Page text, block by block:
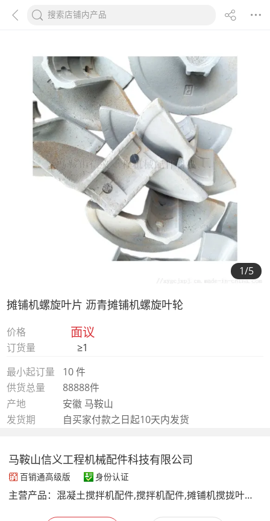
1/5
摊铺机螺旋叶片 沥青摊铺机螺旋叶轮
价格 面议
订货量
≥1
最小起订量
10 件
供货总量
88888件
产地
安徽 马鞍山
发货期
自买家付款之日起10天内发货
马鞍山信义工程机械配件科技有限公司
百销通高级版 身份认证
主营产品： 混凝土搅拌机配件,搅拌机配件,摊铺机搅拢叶片,稳定土厂拌机叶片,路拌机刀头,沥青搅拌机叶片,制砂机合金抛料头,破碎机板锤